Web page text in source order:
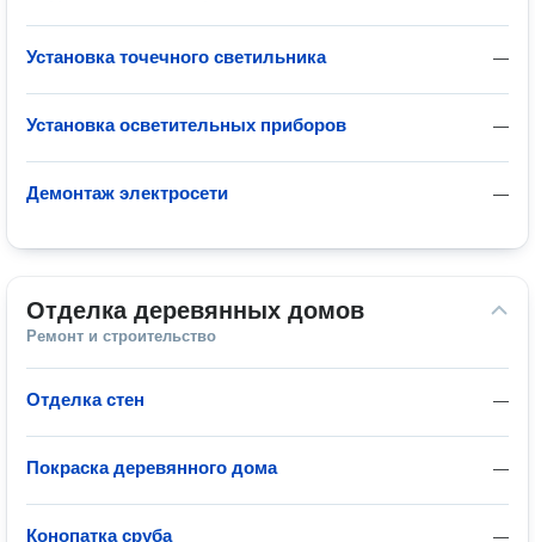
—
Установка точечного светильника
—
Установка осветительных приборов
—
Демонтаж электросети
Отделка деревянных домов
Ремонт и строительство
—
Отделка стен
—
Покраска деревянного дома
—
Конопатка сруба